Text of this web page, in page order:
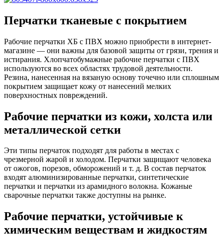
Перчатки тканевые с покрытием
Рабочие перчатки ХБ с ПВХ можно приобрести в интернет-
магазине — они важны для базовой защиты от грязи, трения и
истирания. Хлопчатобумажные рабочие перчатки с ПВХ
используются во всех областях трудовой деятельности.
Резина, нанесенная на вязаную основу точечно или сплошным
покрытием защищает кожу от нанесений мелких
поверхностных повреждений.
Рабочие перчатки из кожи, холста или
металлической сетки
Эти типы перчаток подходят для работы в местах с
чрезмерной жарой и холодом. Перчатки защищают человека
от ожогов, порезов, обморожений и т. д. В состав перчаток
входят алюминизированные перчатки, синтетические
перчатки и перчатки из арамидного волокна. Кожаные
сварочные перчатки также доступны на рынке.
Рабочие перчатки, устойчивые к
химическим веществам и жидкостям